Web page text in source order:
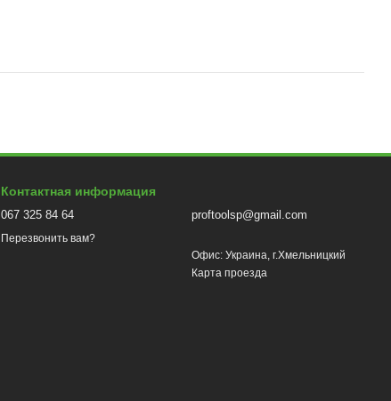
Контактная информация
067 325 84 64
Перезвонить вам?
proftoolsp@gmail.com
Офис: Украина, г.Хмельницкий
Карта проезда